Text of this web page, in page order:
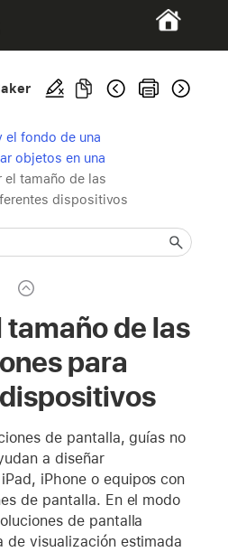
el fondo de una
objetos en una
el tamaño de las
dispositivos
de las
para
de pantalla, guías no
a diseñar
iPhone o equipos con
de pantalla. En el modo
de pantalla
de visualización estimada